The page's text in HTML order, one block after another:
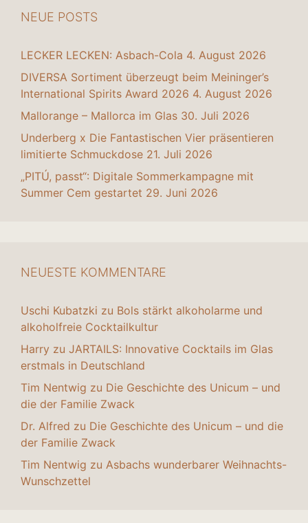
NEUE POSTS
LECKER LECKEN: Asbach-Cola 4. August 2026
DIVERSA Sortiment überzeugt beim Meininger’s
International Spirits Award 2026 4. August 2026
Mallorange – Mallorca im Glas 30. Juli 2026
Underberg x Die Fantastischen Vier präsentieren
limitierte Schmuckdose 21. Juli 2026
„PITÚ, passt“: Digitale Sommerkampagne mit
Summer Cem gestartet 29. Juni 2026
NEUESTE KOMMENTARE
Uschi Kubatzki zu Bols stärkt alkoholarme und
alkoholfreie Cocktailkultur
Harry zu JARTAILS: Innovative Cocktails im Glas
erstmals in Deutschland
Tim Nentwig zu Die Geschichte des Unicum – und
die der Familie Zwack
Dr. Alfred zu Die Geschichte des Unicum – und die
der Familie Zwack
Tim Nentwig zu Asbachs wunderbarer Weihnachts-
Wunschzettel